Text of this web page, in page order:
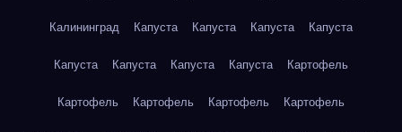
Калининград Капуста Капуста Капуста Капуста
Капуста Капуста Капуста Капуста Картофель
Картофель Картофель Картофель Картофель